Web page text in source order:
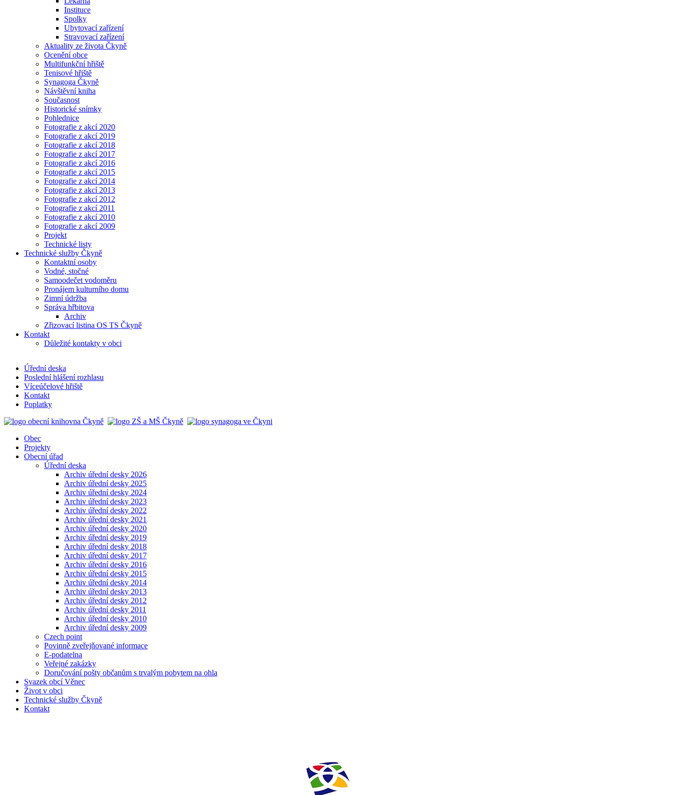
Instituce
Spolky
Ubytovací zařízení
Stravovací zařízení
Aktuality ze života Čkyně
Ocenění obce
Multifunkční hřiště
Tenisové hřiště
Synagoga Čkyně
Návštěvní kniha
Současnost
Historické snímky
Pohlednice
Fotografie z akcí 2020
Fotografie z akcí 2019
Fotografie z akcí 2018
Fotografie z akcí 2017
Fotografie z akcí 2016
Fotografie z akcí 2015
Fotografie z akcí 2014
Fotografie z akcí 2013
Fotografie z akcí 2012
Fotografie z akcí 2011
Fotografie z akcí 2010
Fotografie z akcí 2009
Projekt
Technické listy
Technické služby Čkyně
Kontaktní osoby
Vodné, stočné
Samoodečet vodoměru
Pronájem kulturního domu
Zimní údržba
Správa hřbitova
Archiv
Zřizovací listina OS TS Čkyně
Kontakt
Důležité kontakty v obci
Úřední deska
Poslední hlášení rozhlasu
Víceúčelové hřiště
Kontakt
Poplatky
Obec
Projekty
Obecní úřad
Úřední deska
Archiv úřední desky 2026
Archiv úřední desky 2025
Archiv úřední desky 2024
Archiv úřední desky 2023
Archiv úřední desky 2022
Archiv úřední desky 2021
Archiv úřední desky 2020
Archiv úřední desky 2019
Archiv úřední desky 2018
Archiv úřední desky 2017
Archiv úřední desky 2016
Archiv úřední desky 2015
Archiv úřední desky 2014
Archiv úřední desky 2013
Archiv úřední desky 2012
Archiv úřední desky 2011
Archiv úřední desky 2010
Archiv úřední desky 2009
Czech point
Povinně zveřejňované informace
E-podatelna
Veřejné zakázky
Doručování pošty občanům s trvalým pobytem na ohla
Svazek obcí Věnec
Život v obci
Technické služby Čkyně
Kontakt